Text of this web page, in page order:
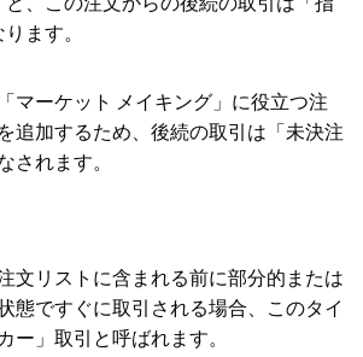
ます。
マーケット メイキング」に役立つ注
追加するため、後続の取引は「未決注
されます。
文リストに含まれる前に部分的または
態ですぐに取引される場合、このタイ
ー」取引と呼ばれます。